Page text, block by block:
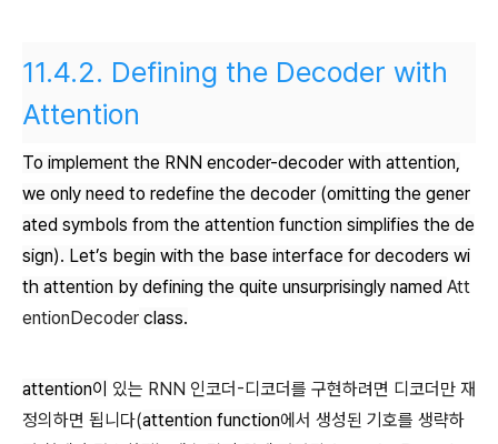
11.4.2. Defining the Decoder with
Attention
To implement the RNN encoder-decoder with attention,
we only need to redefine the decoder (omitting the gener
ated symbols from the attention function simplifies the de
sign). Let’s begin with the base interface for decoders wi
th attention by defining the quite unsurprisingly named Att
entionDecoder class.
attention이 있는 RNN 인코더-디코더를 구현하려면 디코더만 재
정의하면 됩니다(attention function에서 생성된 기호를 생략하